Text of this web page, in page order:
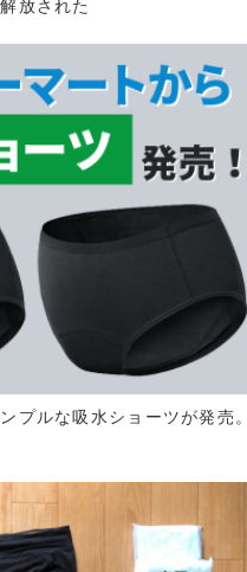
放された
プルな吸水ショーツが発売